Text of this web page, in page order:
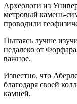
Археологи из
метровый камень-
проводили
Пытаясь лучше
недалеко от
важное.
Известно, что
благодаря своей
камней.